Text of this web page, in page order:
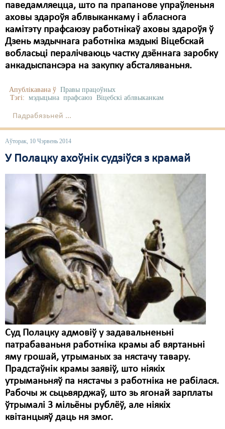
паведамляецца, што па прапанове упраўленьня
аховы здароўя аблвыканкаму і абласнога
камітэту прафсаюзу работнікаў аховы здароўя ў
Дзень мэдычнага работніка мэдыкі Віцебскай
вобласьці пералічваюць частку дзённага заробку
анкадыспансэра на закупку абсталяваньня.
Апублікавана ў Правы працоўных
Тэгі: мэдыцына прафсаюз Віцебскі аблвыканкам
Падрабязьней ...
Аўторак, 10 Чэрвень 2014
У Полацку ахоўнік судзіўся з крамай
Суд Полацкy адмовіў у задавальненьні
патрабаваньня работніка крамы аб вяртаньні
яму грошай, утрыманых за нястачу тавару.
Прадстаўнік крамы заявіў, што ніякіх
утрыманьняў па нястачы з работніка не рабілася.
Рабочы ж сьцьвярджаў, што зь ягонай зарплаты
ўтрымалі 3 мільёны рублёў, але ніякіх
квітанцыяў даць ня змог.